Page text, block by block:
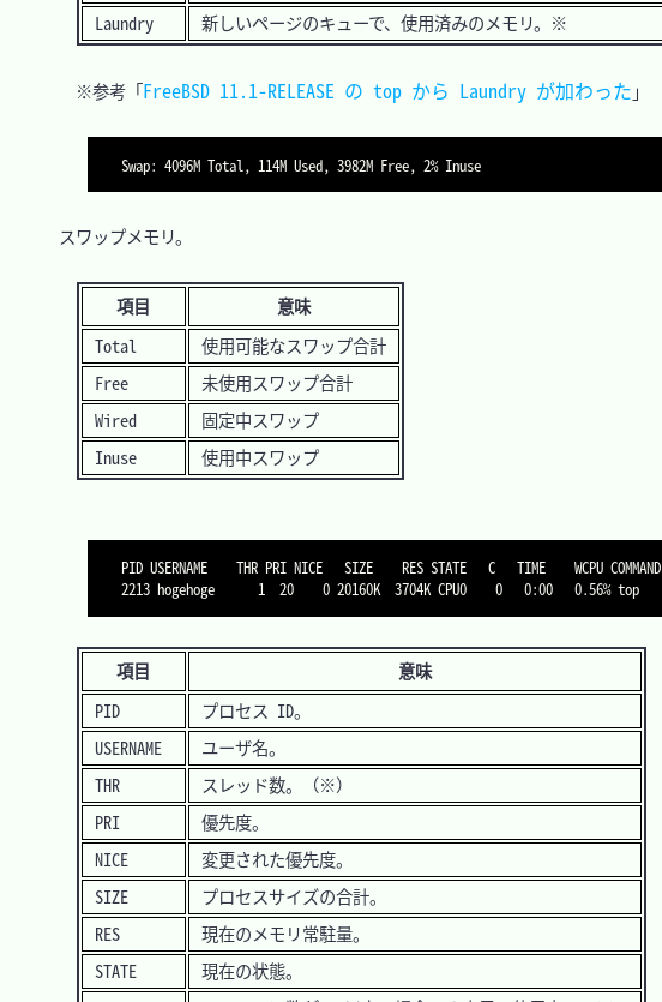
Laundry
新しいページのキューで、使用済みのメモリ。※
※参考「FreeBSD 11.1-RELEASE の top から Laundry が加わった 」
Swap: 4096M Total, 114M Used, 3982M Free, 2% Inuse
スワップメモリ。
項目
意味
Total
使用可能なスワップ合計
Free
未使用スワップ合計
Wired
固定中スワップ
Inuse
使用中スワップ
PID USERNAME    THR PRI NICE   SIZE    RES STATE   C   TIME    WCPU COMMAND
2213 hogehoge      1  20    0 20160K  3704K CPU0    0   0:00   0.56% top
項目
意味
PID
プロセス ID。
USERNAME
ユーザ名。
THR
スレッド数。（※）
PRI
優先度。
NICE
変更された優先度。
SIZE
プロセスサイズの合計。
RES
現在のメモリ常駐量。
STATE
現在の状態。